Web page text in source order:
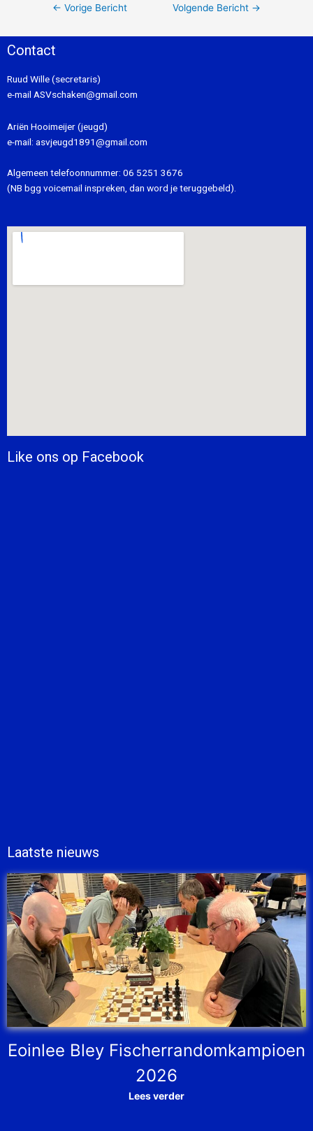
← Vorige Bericht Volgende Bericht →
Contact
Ruud Wille (secretaris)
e-mail ASVschaken@gmail.com
Ariën Hooimeijer (jeugd)
e-mail: asvjeugd1891@gmail.com
Algemeen telefoonnummer: 06 5251 3676
(NB bgg voicemail inspreken, dan word je teruggebeld).
Like ons op Facebook
Laatste nieuws
Eoinlee Bley Fischerrandomkampioen
2026
Lees verder